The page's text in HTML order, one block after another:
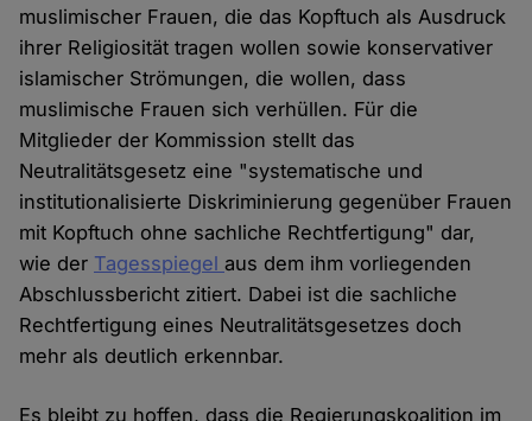
muslimischer Frauen, die das Kopftuch als Ausdruck
ihrer Religiosität tragen wollen sowie konservativer
islamischer Strömungen, die wollen, dass
muslimische Frauen sich verhüllen. Für die
Mitglieder der Kommission stellt das
Neutralitätsgesetz eine "systematische und
institutionalisierte Diskriminierung gegenüber Frauen
mit Kopftuch ohne sachliche Rechtfertigung" dar,
wie der Tagesspiegelaus dem ihm vorliegenden
Abschlussbericht zitiert. Dabei ist die sachliche
Rechtfertigung eines Neutralitätsgesetzes doch
mehr als deutlich erkennbar.
Es bleibt zu hoffen, dass die Regierungskoalition im